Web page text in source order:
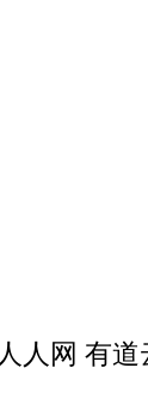
人人网 有道